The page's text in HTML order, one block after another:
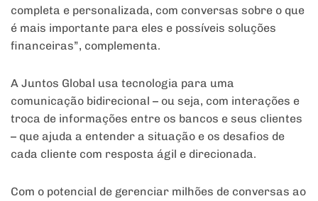
completa e personalizada, com conversas sobre o que
é mais importante para eles e possíveis soluções
financeiras”, complementa.
A Juntos Global usa tecnologia para uma
comunicação bidirecional – ou seja, com interações e
troca de informações entre os bancos e seus clientes
– que ajuda a entender a situação e os desafios de
cada cliente com resposta ágil e direcionada.
Com o potencial de gerenciar milhões de conversas ao